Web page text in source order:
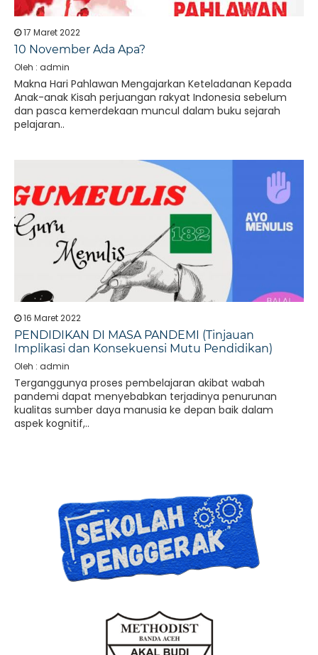
17 Maret 2022
10 November Ada Apa?
Oleh : admin
Makna Hari Pahlawan Mengajarkan Keteladanan Kepada
Anak-anak Kisah perjuangan rakyat Indonesia sebelum
dan pasca kemerdekaan muncul dalam buku sejarah
pelajaran..
16 Maret 2022
PENDIDIKAN DI MASA PANDEMI (Tinjauan
Implikasi dan Konsekuensi Mutu Pendidikan)
Oleh : admin
Terganggunya proses pembelajaran akibat wabah
pandemi dapat menyebabkan terjadinya penurunan
kualitas sumber daya manusia ke depan baik dalam
aspek kognitif,..